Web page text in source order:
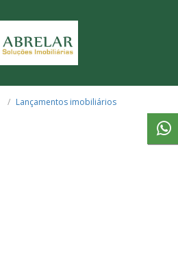
Lançamentos imobiliários